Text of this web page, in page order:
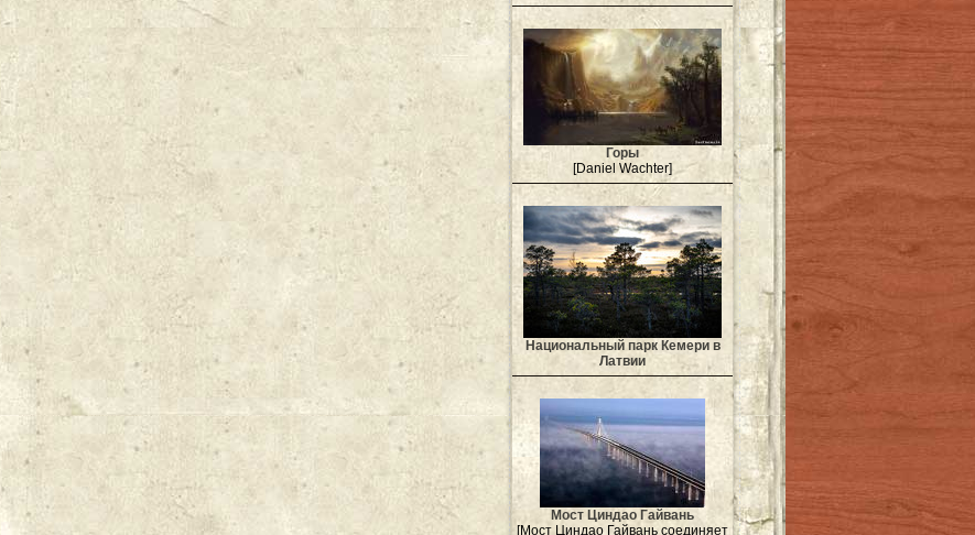
Горы
[Daniel Wachter]
Национальный парк Кемери в
Латвии
Мост Циндао Гайвань
[Мост Циндао Гайвань соединяет